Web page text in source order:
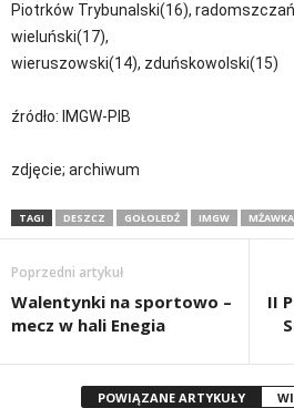
Piotrków Trybunalski(16),
wieluński(17),
wieruszowski(14), zduńskowolski(15)
źródło: IMGW-PIB
zdjęcie; archiwum
TAGI DESZCZ GOŁOLEDŹ IMGW MŻAWKA
Poprzedni artykuł
Walentynki na sportowo –
mecz w hali Enegia
II
POWIĄZANE ARTYKUŁY